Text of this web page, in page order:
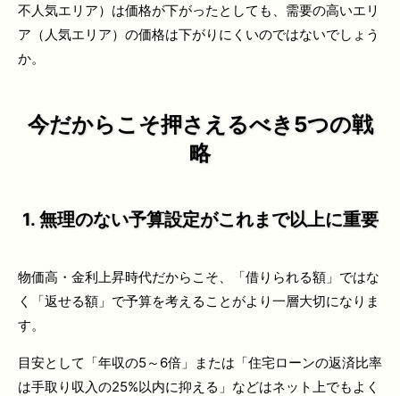
不人気エリア）は価格が下がったとしても、需要の高いエリ
ア（人気エリア）の価格は下がりにくいのではないでしょう
か。
今だからこそ押さえるべき5つの戦
略
1. 無理のない予算設定がこれまで以上に重要
物価高・金利上昇時代だからこそ、「借りられる額」ではな
く「返せる額」で予算を考えることがより一層大切になりま
す。
目安として「年収の5～6倍」または「住宅ローンの返済比率
は手取り収入の25%以内に抑える」などはネット上でもよく